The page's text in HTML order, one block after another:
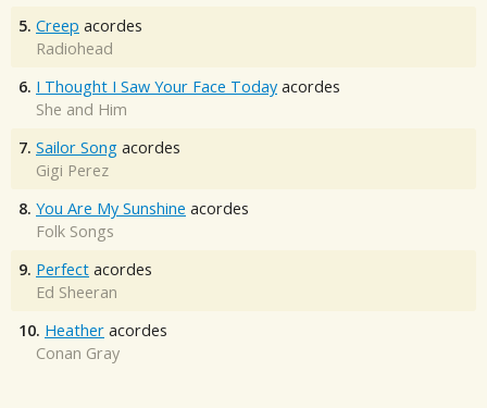
5. Creep acordes
Radiohead
6. I Thought I Saw Your Face Today acordes
She and Him
7. Sailor Song acordes
Gigi Perez
8. You Are My Sunshine acordes
Folk Songs
9. Perfect acordes
Ed Sheeran
10. Heather acordes
Conan Gray